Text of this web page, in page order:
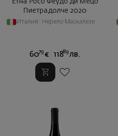
Етна Росо Феудо ди Мецо
Пиетрадолче 2020
Италия Нерело Маскалезе
6079 € 11889 лв.